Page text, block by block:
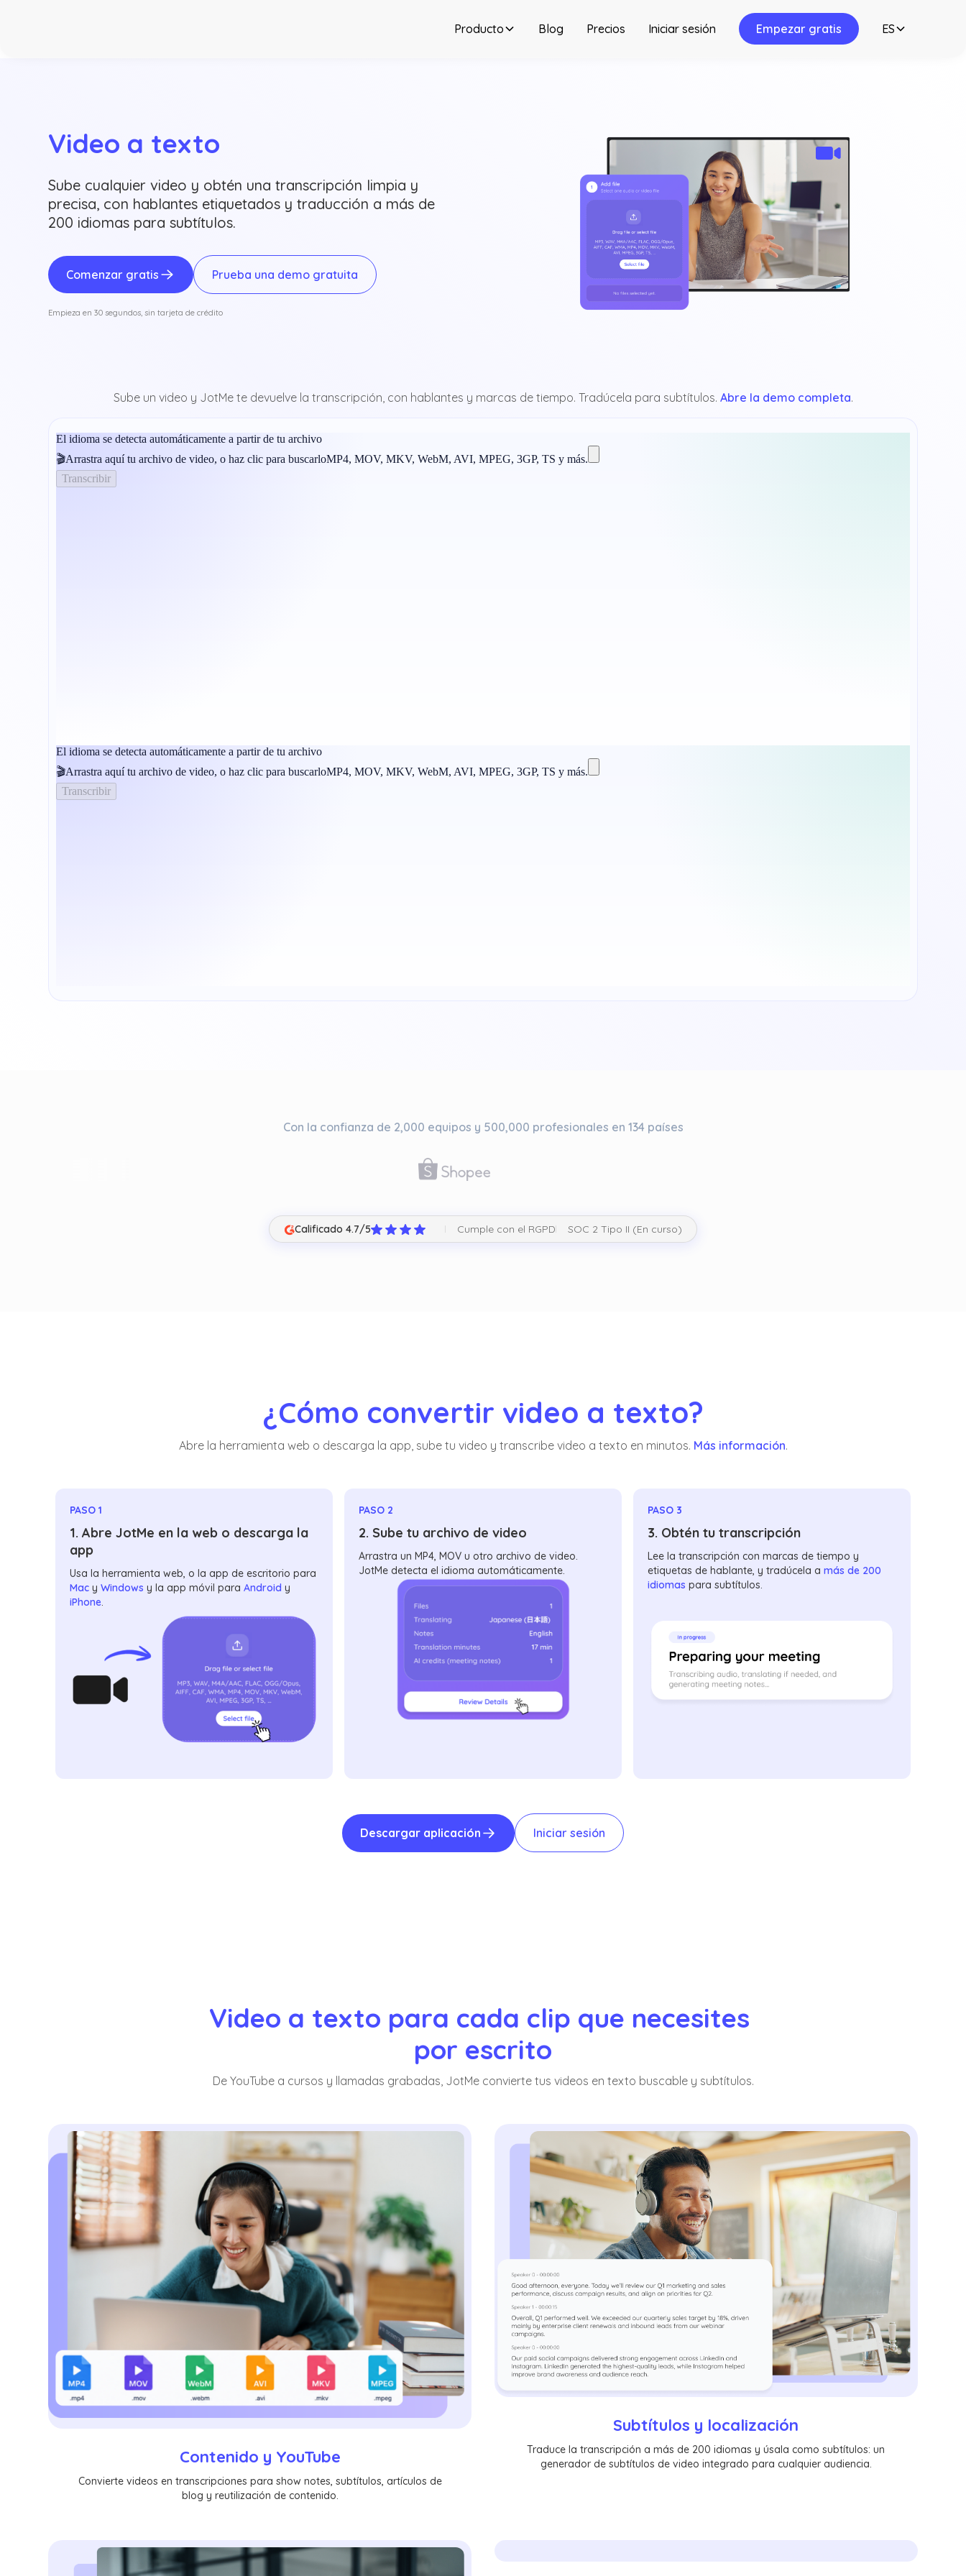
Producto Blog Precios Iniciar sesión Empezar gratis ES
Video a texto
Sube cualquier video y obtén una transcripción limpia y
precisa, con hablantes etiquetados y traducción a más de
200 idiomas para subtítulos.
Comenzar gratis Prueba una demo gratuita
Empieza en 30 segundos, sin tarjeta de crédito
Sube un video y JotMe te devuelve la transcripción, con hablantes y marcas de tiempo. Tradúcela para subtítulos. Abre la demo completa.
Con la confianza de 2,000 equipos y 500,000 profesionales en 134 países
Calificado 4.7/5 Cumple con el RGPD SOC 2 Tipo II (En curso)
¿Cómo convertir video a texto?
Abre la herramienta web o descarga la app, sube tu video y transcribe video a texto en minutos. Más información.
PASO 1
1. Abre JotMe en la web o descarga la
app
Usa la herramienta web, o la app de escritorio para
Mac yWindows y la app móvil paraAndroid y
iPhone.
PASO 2
2. Sube tu archivo de video
Arrastra un MP4, MOV u otro archivo de video.
JotMe detecta el idioma automáticamente.
PASO 3
3. Obtén tu transcripción
Lee la transcripción con marcas de tiempo y
etiquetas de hablante, y tradúcela a más de 200
idiomas para subtítulos.
Descargar aplicación Iniciar sesión
Video a texto para cada clip que necesites
por escrito
De YouTube a cursos y llamadas grabadas, JotMe convierte tus videos en texto buscable y subtítulos.
Contenido y YouTube
Convierte videos en transcripciones para show notes, subtítulos, artículos de
blog y reutilización de contenido.
Subtítulos y localización
Traduce la transcripción a más de 200 idiomas y úsala como subtítulos: un
generador de subtítulos de video integrado para cualquier audiencia.